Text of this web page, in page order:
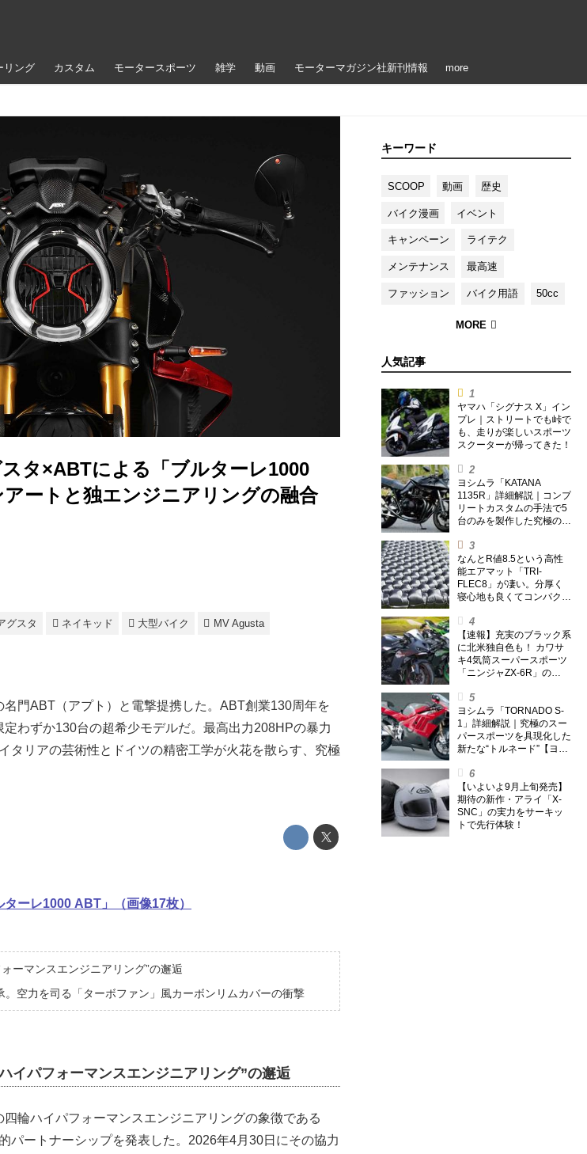
リング カスタム モータースポーツ 雑学 動画 モーターマガジン社新刊情報 more
スタ×ABTによる「ブルターレ1000
ートと独エンジニアリングの融合
キーワード
SCOOP 動画 歴史
バイク漫画 イベント
キャンペーン ライテク
メンテナンス 最高速
ファッション バイク用語 50cc
人気記事
ヤマハ「シグナス X」イン
プレ｜ストリートでも峠で
も、走りが楽しいスポーツ
スクーターが帰ってきた！
ヨシムラ「KATANA
1135R」詳細解説｜コンプ
リートカスタムの手法で5
台のみを製作した究極の銘
なんとR値8.5という高性
能エアマット「TRI-
FLEC8」が凄い。分厚く
寝心地も良くてコンパクト
トを試してみた〈若林浩志
のスーパー・カブカブ・ダ
イアリーズ Vol.385〉
【速報】充実のブラック系
に北米独自色も！ カワサ
キ4気筒スーパースポーツ
「ニンジャZX-6R」の
筒ニンジャも出たよ【海
外】
ヨシムラ「TORNADO S-
1」詳細解説｜究極のスー
パースポーツを具現化した
新たな“トルネード”【ヨシ
【いよいよ9月上旬発売】
期待の新作・アライ「X-
SNC」の実力をサーキッ
トで先行体験！
グスタ ネイキッド 大型バイク MV Agusta
門ABT（アプト）と電撃提携した。ABT創業130周年を
わずか130台の超希少モデルだ。最高出力208HPの暴力
タリアの芸術性とドイツの精密工学が火花を散らす、究極
ーレ1000 ABT」（画像17枚）
ーマンスエンジニアリング”の邂逅
空力を司る「ターボファン」風カーボンリムカバーの衝撃
イパフォーマンスエンジニアリング”の邂逅
輪ハイパフォーマンスエンジニアリングの象徴である
パートナーシップを発表した。2026年4月30日にその協力